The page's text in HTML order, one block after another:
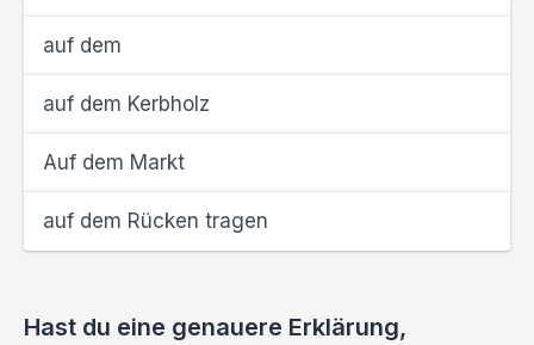
auf dem
auf dem Kerbholz
Auf dem Markt
auf dem Rücken tragen
Hast du eine genauere Erklärung,